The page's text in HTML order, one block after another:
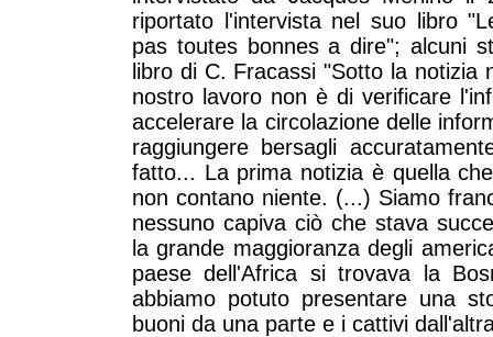
riportato l'intervista nel suo libro
pas toutes bonnes a dire"; alcuni
libro di C. Fracassi "Sotto la notizia
nostro lavoro non è di verificare
accelerare la circolazione delle
raggiungere bersagli
fatto... La prima notizia è quella
non contano niente. (...) Siamo
nessuno capiva ciò che stava
la grande maggioranza degli
paese dell'Africa si trovava la
abbiamo potuto presentare una
buoni da una parte e i cattivi